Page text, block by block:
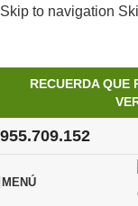
Skip to navigation
RECUERDA QUE
955.709.152
MENÚ